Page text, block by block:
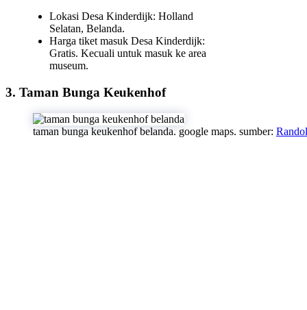
Lokasi Desa Kinderdijk: Holland
Selatan, Belanda.
Harga tiket masuk Desa Kinderdijk:
Gratis. Kecuali untuk masuk ke area
museum.
3. Taman Bunga Keukenhof
taman bunga keukenhof belanda. google maps. sumber: